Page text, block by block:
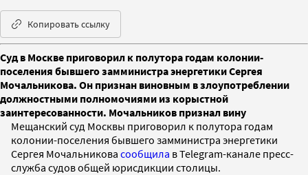
Копировать ссылку
Суд в Москве приговорил к полутора годам колонии-
поселения бывшего замминистра энергетики Сергея
Мочальникова. Он признан виновным в злоупотреблении
должностными полномочиями из корыстной
заинтересованности. Мочальников признал вину
Мещанский суд Москвы приговорил к полутора годам
колонии-поселения бывшего замминистра энергетики
Сергея Мочальникова сообщила в Telegram-канале пресс-
служба судов общей юрисдикции столицы.